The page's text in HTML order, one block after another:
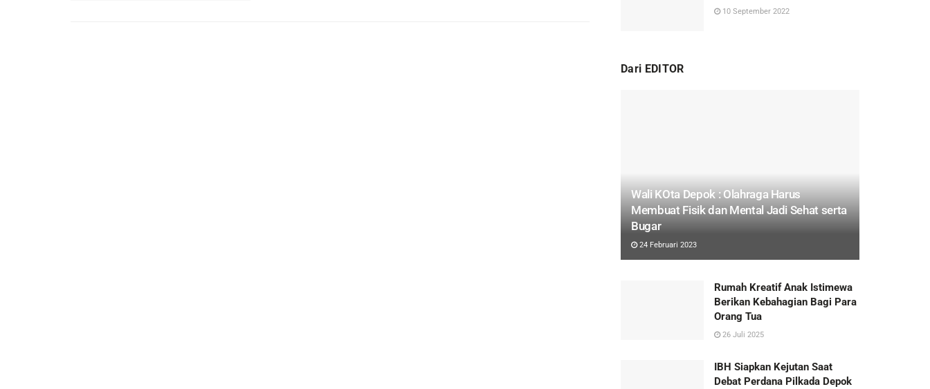
10 September 2022
Dari EDITOR
Wali KOta Depok : Olahraga Harus
Membuat Fisik dan Mental Jadi Sehat serta
Bugar
24 Februari 2023
Rumah Kreatif Anak Istimewa
Berikan Kebahagian Bagi Para
Orang Tua
26 Juli 2025
IBH Siapkan Kejutan Saat
Debat Perdana Pilkada Depok